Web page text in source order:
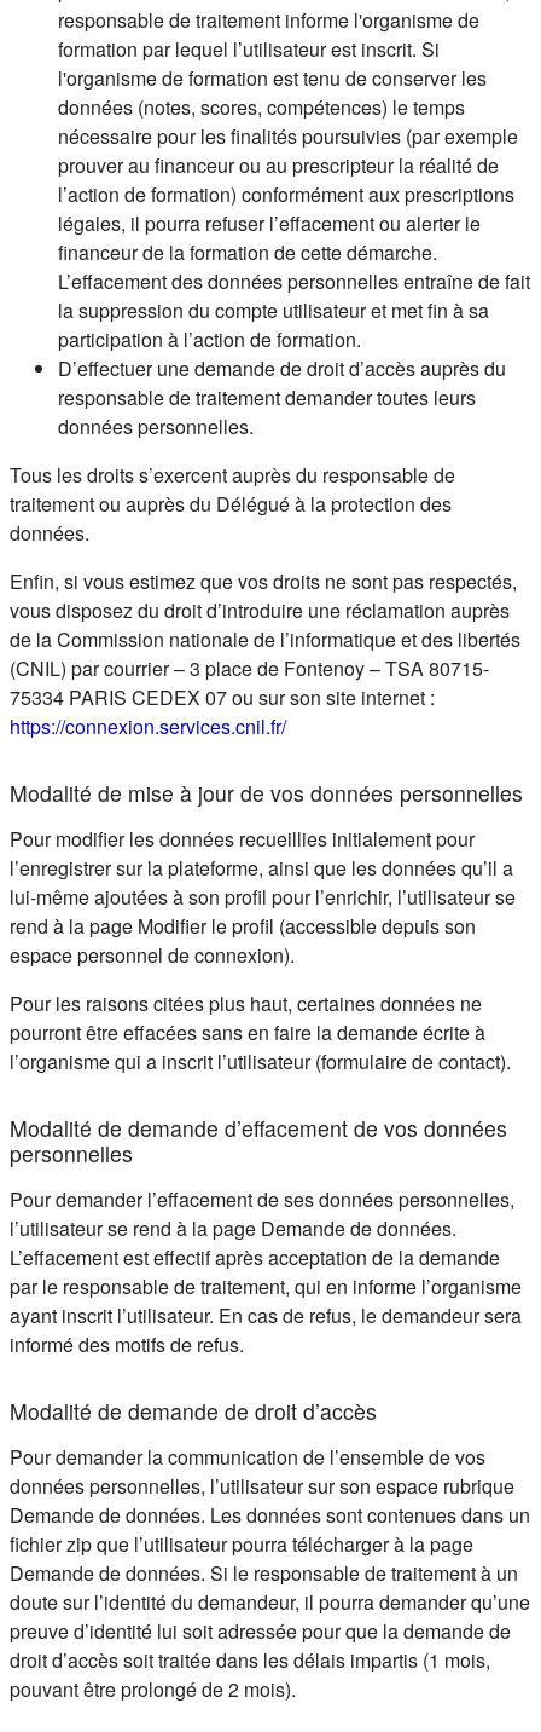
responsable de traitement informe l'organisme de
formation par lequel l’utilisateur est inscrit. Si
l'organisme de formation est tenu de conserver les
données (notes, scores, compétences) le temps
nécessaire pour les finalités poursuivies (par exemple
prouver au financeur ou au prescripteur la réalité de
l’action de formation) conformément aux prescriptions
légales, il pourra refuser l’effacement ou alerter le
financeur de la formation de cette démarche.
L’effacement des données personnelles entraîne de fait
la suppression du compte utilisateur et met fin à sa
participation à l’action de formation.
D’effectuer une demande de droit d’accès auprès du
responsable de traitement demander toutes leurs
données personnelles.
Tous les droits s’exercent auprès du responsable de
traitement ou auprès du Délégué à la protection des
données.
Enfin, si vous estimez que vos droits ne sont pas respectés,
vous disposez du droit d’introduire une réclamation auprès
de la Commission nationale de l’informatique et des libertés
(CNIL) par courrier – 3 place de Fontenoy – TSA 80715-
75334 PARIS CEDEX 07 ou sur son site internet :
https://connexion.services.cnil.fr/(s'ouvre dans un nouvel
Modalité de mise à jour de vos données personnelles
Pour modifier les données recueillies initialement pour
l’enregistrer sur la plateforme, ainsi que les données qu’il a
lui-même ajoutées à son profil pour l’enrichir, l’utilisateur se
rend à la page Modifier le profil (accessible depuis son
espace personnel de connexion).
Pour les raisons citées plus haut, certaines données ne
pourront être effacées sans en faire la demande écrite à
l’organisme qui a inscrit l’utilisateur (formulaire de contact).
Modalité de demande d’effacement de vos données
personnelles
Pour demander l’effacement de ses données personnelles,
l’utilisateur se rend à la page Demande de données.
L’effacement est effectif après acceptation de la demande
par le responsable de traitement, qui en informe l’organisme
ayant inscrit l’utilisateur. En cas de refus, le demandeur sera
informé des motifs de refus.
Modalité de demande de droit d’accès
Pour demander la communication de l’ensemble de vos
données personnelles, l’utilisateur sur son espace rubrique
Demande de données. Les données sont contenues dans un
fichier zip que l’utilisateur pourra télécharger à la page
Demande de données. Si le responsable de traitement à un
doute sur l’identité du demandeur, il pourra demander qu’une
preuve d’identité lui soit adressée pour que la demande de
droit d’accès soit traitée dans les délais impartis (1 mois,
pouvant être prolongé de 2 mois).